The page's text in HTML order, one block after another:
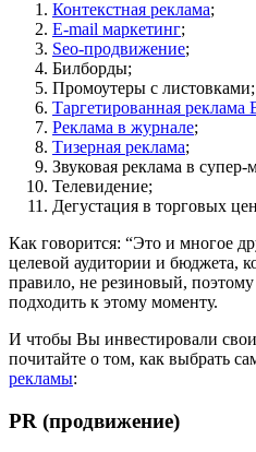
Контекстная реклама;
E-mail маркетинг;
Seo-продвижение;
Билборды;
Промоутеры с листовками;
Таргетированная реклама
Реклама в журнале;
Тизерная реклама;
Звуковая реклама в супер-
Телевидение;
Дегустация в торговых
Как говорится: “Это и многое
целевой аудитории и бюджета,
правило, не резиновый,
подходить к этому моменту.
И чтобы Вы инвестировали свои
почитайте о том, как выбрать
рекламы:
PR (продвижение)